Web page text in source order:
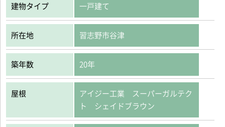
建物タイプ 一戸建て
所在地 習志野市谷津
築年数 20年
屋根
アイジー工業 スーパーガルテク
ト シェイドブラウン